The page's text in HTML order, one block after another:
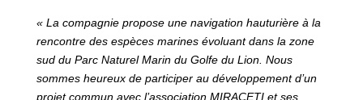
« La compagnie propose une navigation hauturière à la
rencontre des espèces marines évoluant dans la zone
sud du Parc Naturel Marin du Golfe du Lion. Nous
sommes heureux de participer au développement d’un
projet commun avec l’association MIRACETI et ses